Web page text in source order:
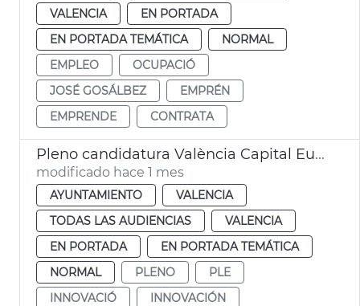
VALENCIA
EN PORTADA
EN PORTADA TEMÁTICA
NORMAL
EMPLEO
OCUPACIÓ
JOSÉ GOSÁLBEZ
EMPRÉN
EMPRENDE
CONTRATA
Pleno candidatura València Capital Europea Innovación
modificado hace 1 mes
AYUNTAMIENTO
VALENCIA
TODAS LAS AUDIENCIAS
VALENCIA
EN PORTADA
EN PORTADA TEMÁTICA
NORMAL
PLENO
PLE
INNOVACIÓ
INNOVACIÓN